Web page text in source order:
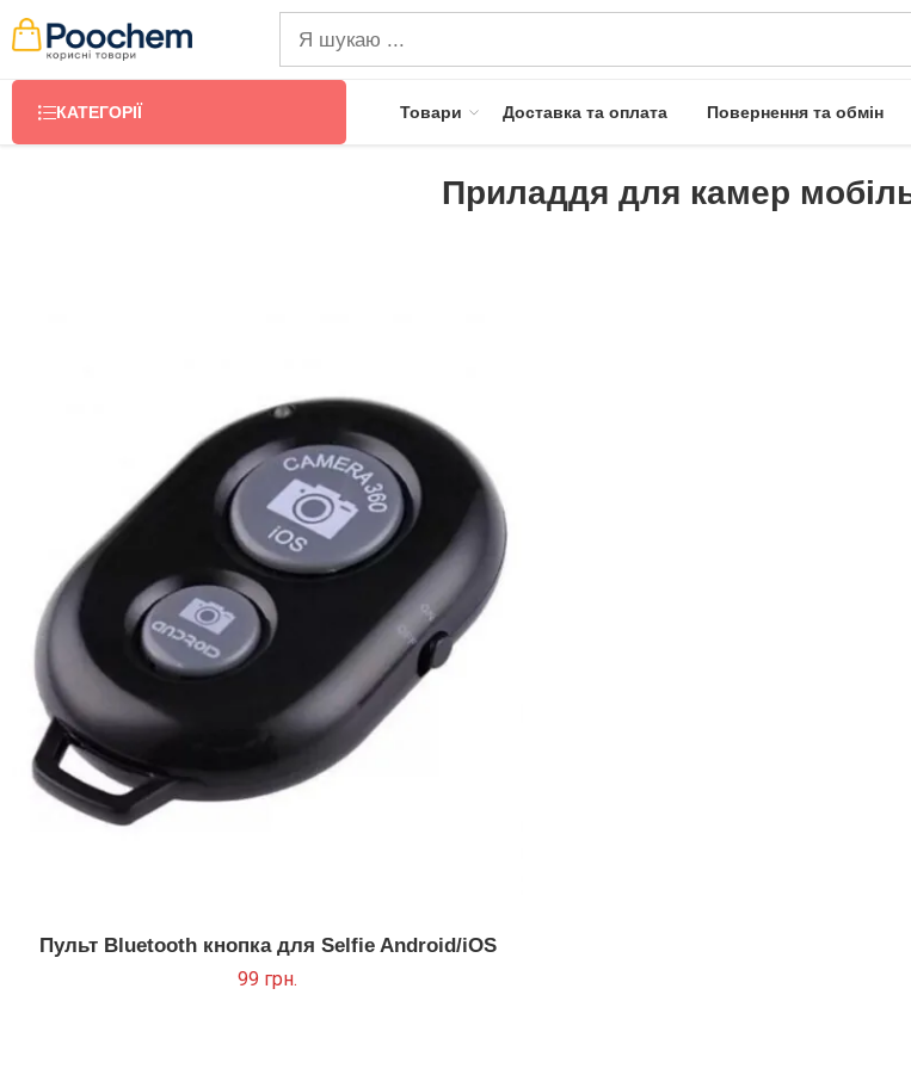
КАТЕГОРІЇ Товари Доставка та оплата Повернення та обмін
Приладдя для камер
Пульт Bluetooth кнопка для Selfie Android/iOS
99 грн.